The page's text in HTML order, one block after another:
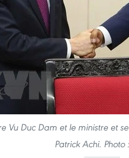
Vu Duc Dam et le ministre et
Patrick Achi. Photo